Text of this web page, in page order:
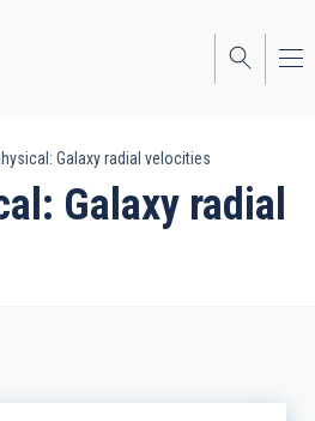
Galaxy radial velocities
Galaxy radial